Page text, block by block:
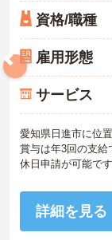
資格/職種
雇用形態
サービス
愛知県日進市に位
賞与は年3回の支給
休日申請が可能です
ご興味をお持ちの
すので、お気軽に
詳細を見る